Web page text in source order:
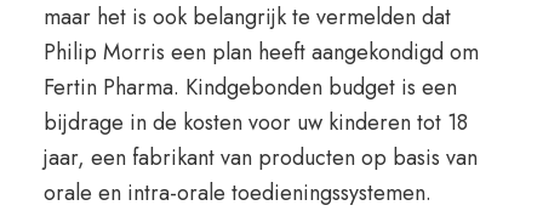
maar het is ook belangrijk te vermelden dat
Philip Morris een plan heeft aangekondigd om
Fertin Pharma. Kindgebonden budget is een
bijdrage in de kosten voor uw kinderen tot 18
jaar, een fabrikant van producten op basis van
orale en intra-orale toedieningssystemen.